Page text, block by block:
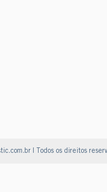
| Todos os direitos